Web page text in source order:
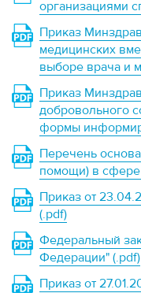
организациями
Приказ
медицинских
выборе врача и
Приказ
добровольного
формы
Перечень
помощи) в сфере
Приказ от
(.pdf)
Федеральный
Федерации" (.pdf)
Приказ от